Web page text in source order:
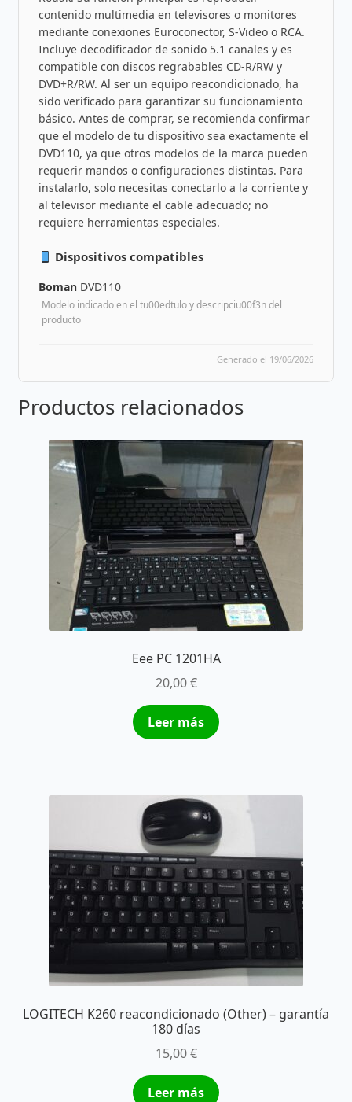
contenido multimedia en televisores o monitores
mediante conexiones Euroconector, S-Video o RCA.
Incluye decodificador de sonido 5.1 canales y es
compatible con discos regrabables CD-R/RW y
DVD+R/RW. Al ser un equipo reacondicionado, ha
sido verificado para garantizar su funcionamiento
básico. Antes de comprar, se recomienda confirmar
que el modelo de tu dispositivo sea exactamente el
DVD110, ya que otros modelos de la marca pueden
requerir mandos o configuraciones distintas. Para
instalarlo, solo necesitas conectarlo a la corriente y
al televisor mediante el cable adecuado; no
requiere herramientas especiales.
Dispositivos compatibles
Boman DVD110
Modelo indicado en el tu00edtulo y descripciu00f3n del
producto
Generado el 19/06/2026
Productos relacionados
Eee PC 1201HA
20,00€
Leer más
LOGITECH K260 reacondicionado (Other) – garantía
180 días
15,00€
Leer más